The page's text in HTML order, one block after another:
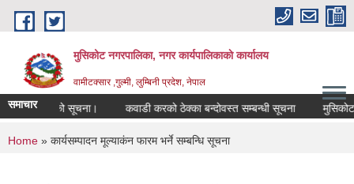
Skip to main content
मुसिकोट नगरपालिका, नगर कार्यपालिकाकाे कार्यालय
वामीटक्सार ,गुल्मी, लुम्बिनी प्रदेश, नेपाल
समाचार
गरिएको सूचना। कवाडी करको ठेक्का बन्दोवस्त सम्बन्धी सूचना मुसिकोट
You are here
Home » कार्यसम्पादन मूल्याकंन फारम भर्ने सम्बन्धि सूचना